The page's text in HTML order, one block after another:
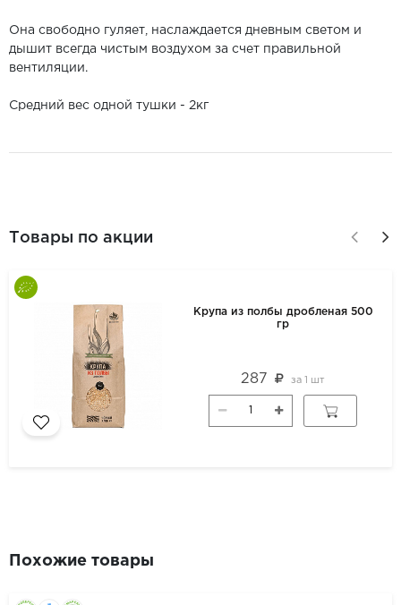
Она свободно гуляет, наслаждается дневным светом и
дышит всегда чистым воздухом за счет правильной
вентиляции.
Средний вес одной тушки - 2кг
Товары по акции
Крупа из полбы дробленая 500
гр
287 за 1 шт
Похожие товары